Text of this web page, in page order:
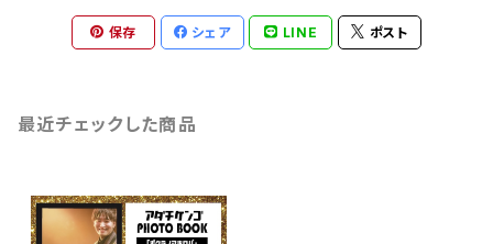
保存 シェア LINE ポスト
最近チェックした商品